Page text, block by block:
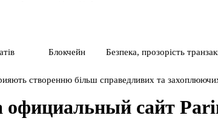
Блокчейн Безпека, прозорість
створенню більш справедливих та
официальный сайт